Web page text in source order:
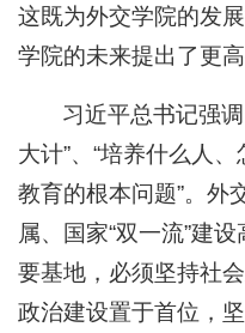
这既为外交学院的发
学院的未来提出了更高
习近平总书记强
大计”、“培养什么人
教育的根本问题”。外
属、国家“双一流”建
要基地，必须坚持社
政治建设置于首位，